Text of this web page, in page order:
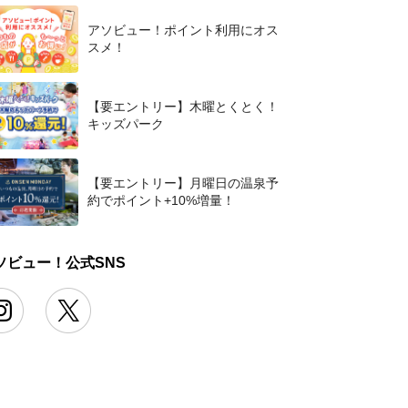
アソビュー！ポイント利用にオス
スメ！
【要エントリー】木曜とくとく！
キッズパーク
【要エントリー】月曜日の温泉予
約でポイント+10%増量！
ビュー！公式SNS